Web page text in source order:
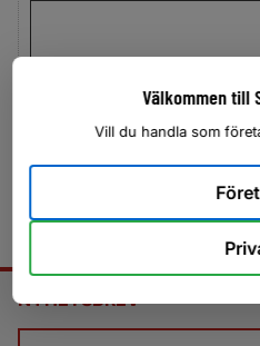
NYHETSBREV
Välkommen till
Vill du handla som